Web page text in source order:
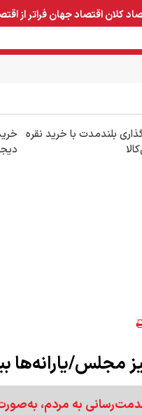
کلاناقتصاد جهانفراتر از
بلندمدت با خرید نقره
مجلس/
به مردم، به‌صورت